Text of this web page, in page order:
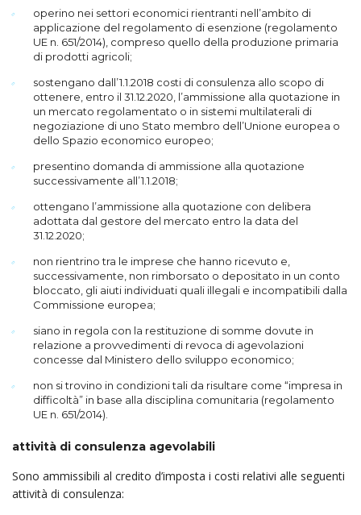
operino nei settori economici rientranti nell’ambito di
applicazione del regolamento di esenzione (regolamento
UE n. 651/2014), compreso quello della produzione primaria
di prodotti agricoli;
sostengano dall’1.1.2018 costi di consulenza allo scopo di
ottenere, entro il 31.12.2020, l’am­missione alla quotazione in
un mercato regolamentato o in sistemi multilaterali di
negoziazione di uno Stato membro dell’Unione europea o
dello Spazio economico europeo;
presentino domanda di ammissione alla quotazione
successivamente all’1.1.2018;
ottengano l’ammissione alla quotazione con delibera
adottata dal gestore del mercato entro la data del
31.12.2020;
non rientrino tra le imprese che hanno ricevuto e,
successivamente, non rimborsato o depositato in un conto
bloccato, gli aiuti individuati quali illegali e incompatibili dalla
Commissione europea;
siano in regola con la restituzione di somme dovute in
relazione a provvedimenti di revoca di agevolazioni
concesse dal Ministero dello sviluppo economico;
non si trovino in condizioni tali da risultare come “impresa in
difficoltà” in base alla disciplina comunitaria (regolamento
UE n. 651/2014).
attività di consulenza agevolabili
Sono ammissibili al credito d’imposta i costi relativi alle seguenti
attività di consulenza: